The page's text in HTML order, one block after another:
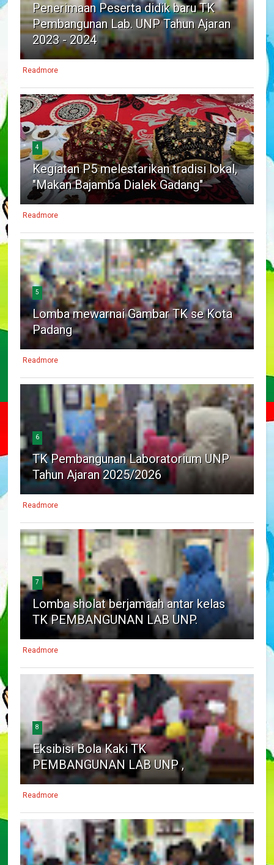
Penerimaan Peserta didik baru TK
Pembangunan Lab. UNP Tahun Ajaran
2023 - 2024
Readmore
4
Kegiatan P5 melestarikan tradisi lokal,
"Makan Bajamba Dialek Gadang"
Readmore
5
Lomba mewarnai Gambar TK se Kota
Padang
Readmore
6
TK Pembangunan Laboratorium UNP
Tahun Ajaran 2025/2026
Readmore
7
Lomba sholat berjamaah antar kelas
TK PEMBANGUNAN LAB UNP.
Readmore
8
Eksibisi Bola Kaki TK
PEMBANGUNAN LAB UNP ,
Readmore